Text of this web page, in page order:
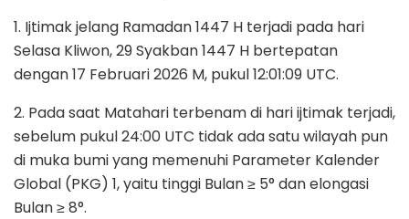
1. Ijtimak jelang Ramadan 1447 H terjadi pada hari
Selasa Kliwon, 29 Syakban 1447 H bertepatan
dengan 17 Februari 2026 M, pukul 12:01:09 UTC.
2. Pada saat Matahari terbenam di hari ijtimak terjadi,
sebelum pukul 24:00 UTC tidak ada satu wilayah pun
di muka bumi yang memenuhi Parameter Kalender
Global (PKG) 1, yaitu tinggi Bulan ≥ 5° dan elongasi
Bulan ≥ 8°.